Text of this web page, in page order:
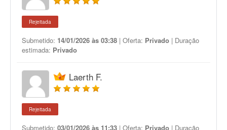
Rejeitada
Submetido: 14/01/2026 às 03:38 | Oferta: Privado | Duração
estimada: Privado
Laerth F.
Rejeitada
Submetido: 03/01/2026 às 11:33 | Oferta: Privado | Duração